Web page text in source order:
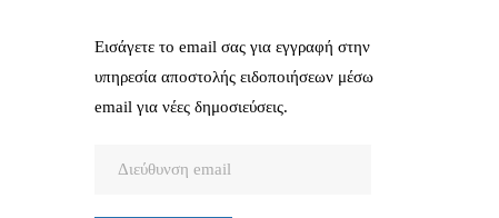
Εισάγετε το email σας για εγγραφή στην
υπηρεσία αποστολής ειδοποιήσεων μέσω
email για νέες δημοσιεύσεις.